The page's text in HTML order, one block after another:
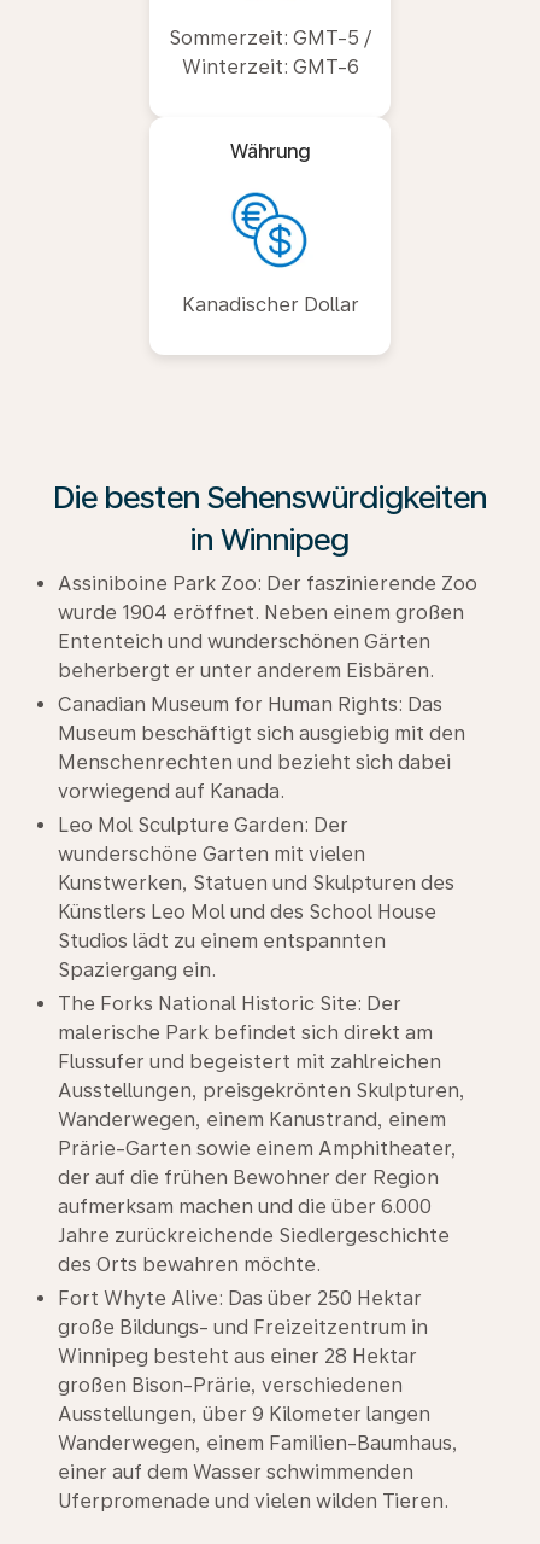
Sommerzeit: GMT-5 /
Winterzeit: GMT-6
Währung
Kanadischer Dollar
Die besten Sehenswürdigkeiten
in Winnipeg
Assiniboine Park Zoo: Der faszinierende Zoo
wurde 1904 eröffnet. Neben einem großen
Ententeich und wunderschönen Gärten
beherbergt er unter anderem Eisbären.
Canadian Museum for Human Rights: Das
Museum beschäftigt sich ausgiebig mit den
Menschenrechten und bezieht sich dabei
vorwiegend auf Kanada.
Leo Mol Sculpture Garden: Der
wunderschöne Garten mit vielen
Kunstwerken, Statuen und Skulpturen des
Künstlers Leo Mol und des School House
Studios lädt zu einem entspannten
Spaziergang ein.
The Forks National Historic Site: Der
malerische Park befindet sich direkt am
Flussufer und begeistert mit zahlreichen
Ausstellungen, preisgekrönten Skulpturen,
Wanderwegen, einem Kanustrand, einem
Prärie-Garten sowie einem Amphitheater,
der auf die frühen Bewohner der Region
aufmerksam machen und die über 6.000
Jahre zurückreichende Siedlergeschichte
des Orts bewahren möchte.
Fort Whyte Alive: Das über 250 Hektar
große Bildungs- und Freizeitzentrum in
Winnipeg besteht aus einer 28 Hektar
großen Bison-Prärie, verschiedenen
Ausstellungen, über 9 Kilometer langen
Wanderwegen, einem Familien-Baumhaus,
einer auf dem Wasser schwimmenden
Uferpromenade und vielen wilden Tieren.